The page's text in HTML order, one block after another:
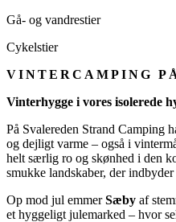
Gå- og vandrestier
Cykelstier
VINTERCAMPING
Vinterhygge i vores isolerede
På Svalereden Strand Camping
og dejligt varme – også i
helt særlig ro og skønhed i den
smukke landskaber, der
Op mod jul emmerSæby af
et hyggeligt julemarked – hvor